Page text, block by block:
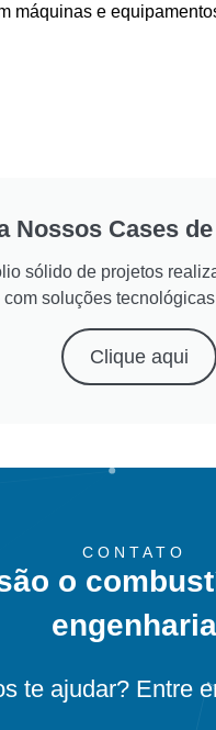
máquinas e
Nossos Cases
sólido de projetos
soluções
Clique aqui
CONTATO
o
engenharia
te ajudar? Entre